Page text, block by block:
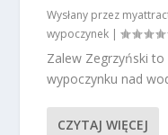
Wysłany przez
wypoczynek |
Zalew Zegrzyński to
wypoczynku nad
CZYTAJ WIĘCEJ